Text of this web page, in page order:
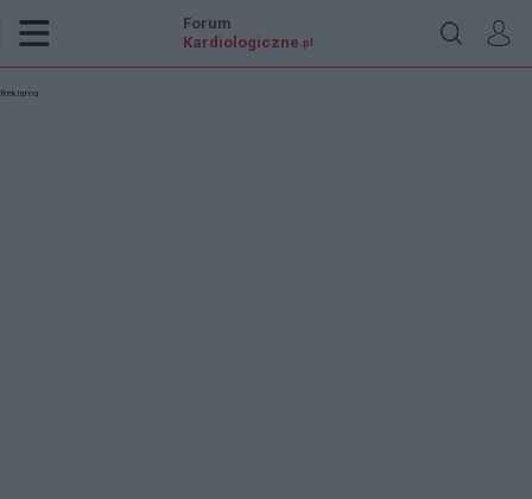
Forum
Kardiologiczne .pl
Reklama: